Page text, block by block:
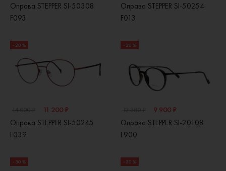
Оправа STEPPER SI-50308
F093
Оправа STEPPER SI-50254
F013
- 20 %
11 200 ₽
Оправа STEPPER SI-50245
F039
- 20 %
9 900 ₽
Оправа STEPPER SI-20108
F900
- 30 % - 30 %